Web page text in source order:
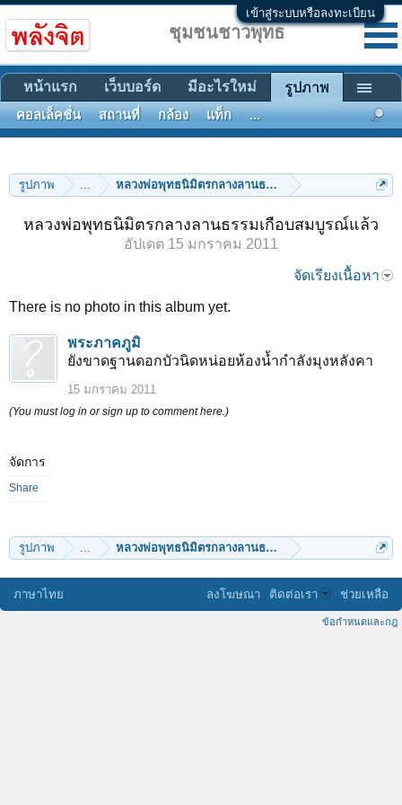
เข้าสู่ระบบหรือลงทะเบียน
รูปภาพ ... หลวงพ่อพุทธนิมิตรกลางลานธรรมเกือบสมบูรณ์แล้ว
หลวงพ่อพุทธนิมิตรกลางลานธรรมเกือบสมบูรณ์แล้ว
อัปเดต 15 มกราคม 2011
จัดเรียงเนื้อหา
There is no photo in this album yet.
พระภาคภูมิ
ยังขาดฐานดอกบัวนิดหน่อยห้องน้ำกำลังมุงหลังคา
15 มกราคม 2011
(You must log in or sign up to comment here.)
จัดการ
Share
รูปภาพ ... หลวงพ่อพุทธนิมิตรกลางลานธรรมเกือบสมบูรณ์แล้ว
ชุมชนชาวพุทธ
หน้าแรก เว็บบอร์ด มีอะไรใหม่ รูปภาพ
คอลเล็คชั่น สถานที่ กล้อง แท็ก ...
ภาษาไทย ลงโฆษณา ติดต่อเรา ช่วยเหลือ
ข้อกำหนดและกฎ